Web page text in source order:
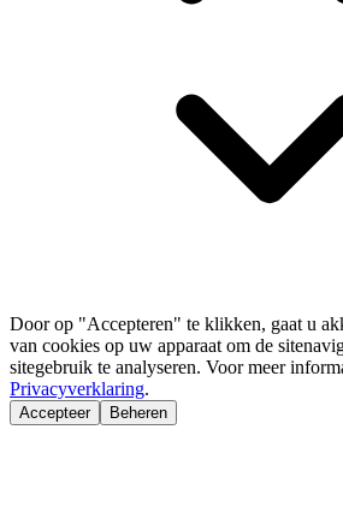
Door op "Accepteren" te klikken, gaat u
van cookies op uw apparaat om de
sitegebruik te analyseren. Voor meer
Privacyverklaring.
Accepteer Beheren